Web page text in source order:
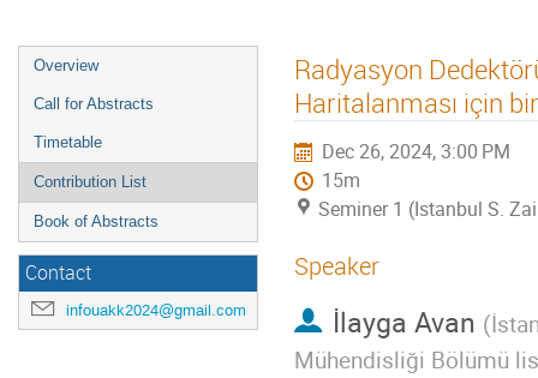
Overview
Call for Abstracts
Timetable
Contribution List
Book of Abstracts
Contact
infouakk2024@gmail.com
Radyasyon
Haritalanması için
Dec 26, 2024, 3:00 PM
15m
Seminer 1 (Istanbul S.
Speaker
İlayga Avan (
Mühendisliği Bölümü